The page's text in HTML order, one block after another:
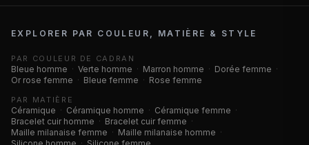
EXPLORER PAR COULEUR, MATIÈRE & STYLE
PAR COULEUR DE CADRAN
Bleue homme · Verte homme · Marron homme · Dorée femme ·
Or rose femme · Bleue femme · Rose femme
PAR MATIÈRE
Céramique · Céramique homme · Céramique femme ·
Bracelet cuir homme · Bracelet cuir femme ·
Maille milanaise femme · Maille milanaise homme ·